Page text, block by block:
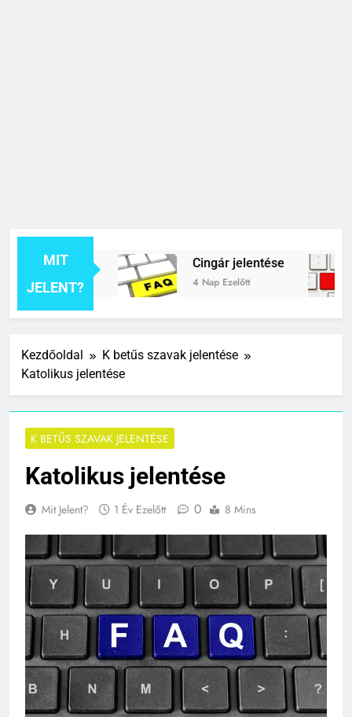
MIT
JELENT?
jelentése Cingár jelentése
4 Nap Ezelőtt
Kezdőoldal
K betűs szavak jelentése
Katolikus jelentése
K BETŰS SZAVAK JELENTÉSE
Katolikus jelentése
Mit Jelent? 1 Év Ezelőtt 0 8 Mins